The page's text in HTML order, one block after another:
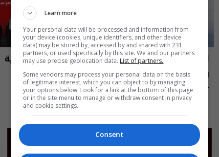
العراق في دقيقة
العراق في دقيقة 07-08-2026 | 2026
13:00 | 2026-08-07
نشرة أخبار السومرية
نشرة ٧ آب ٢٠٢٦ | 2026
12:45 | 2026-08-07
Learn more
Your personal data will be processed and information from
your device (cookies, unique identifiers, and other device
data) may be stored by, accessed by and shared with 231
partners, or used specifically by this site. We and our partners
may use precise geolocation data. List of partners.
Some vendors may process your personal data on the basis
of legitimate interest, which you can object to by managing
your options below. Look for a link at the bottom of this page
or in the site menu to manage or withdraw consent in privacy
and cookie settings.
Consent